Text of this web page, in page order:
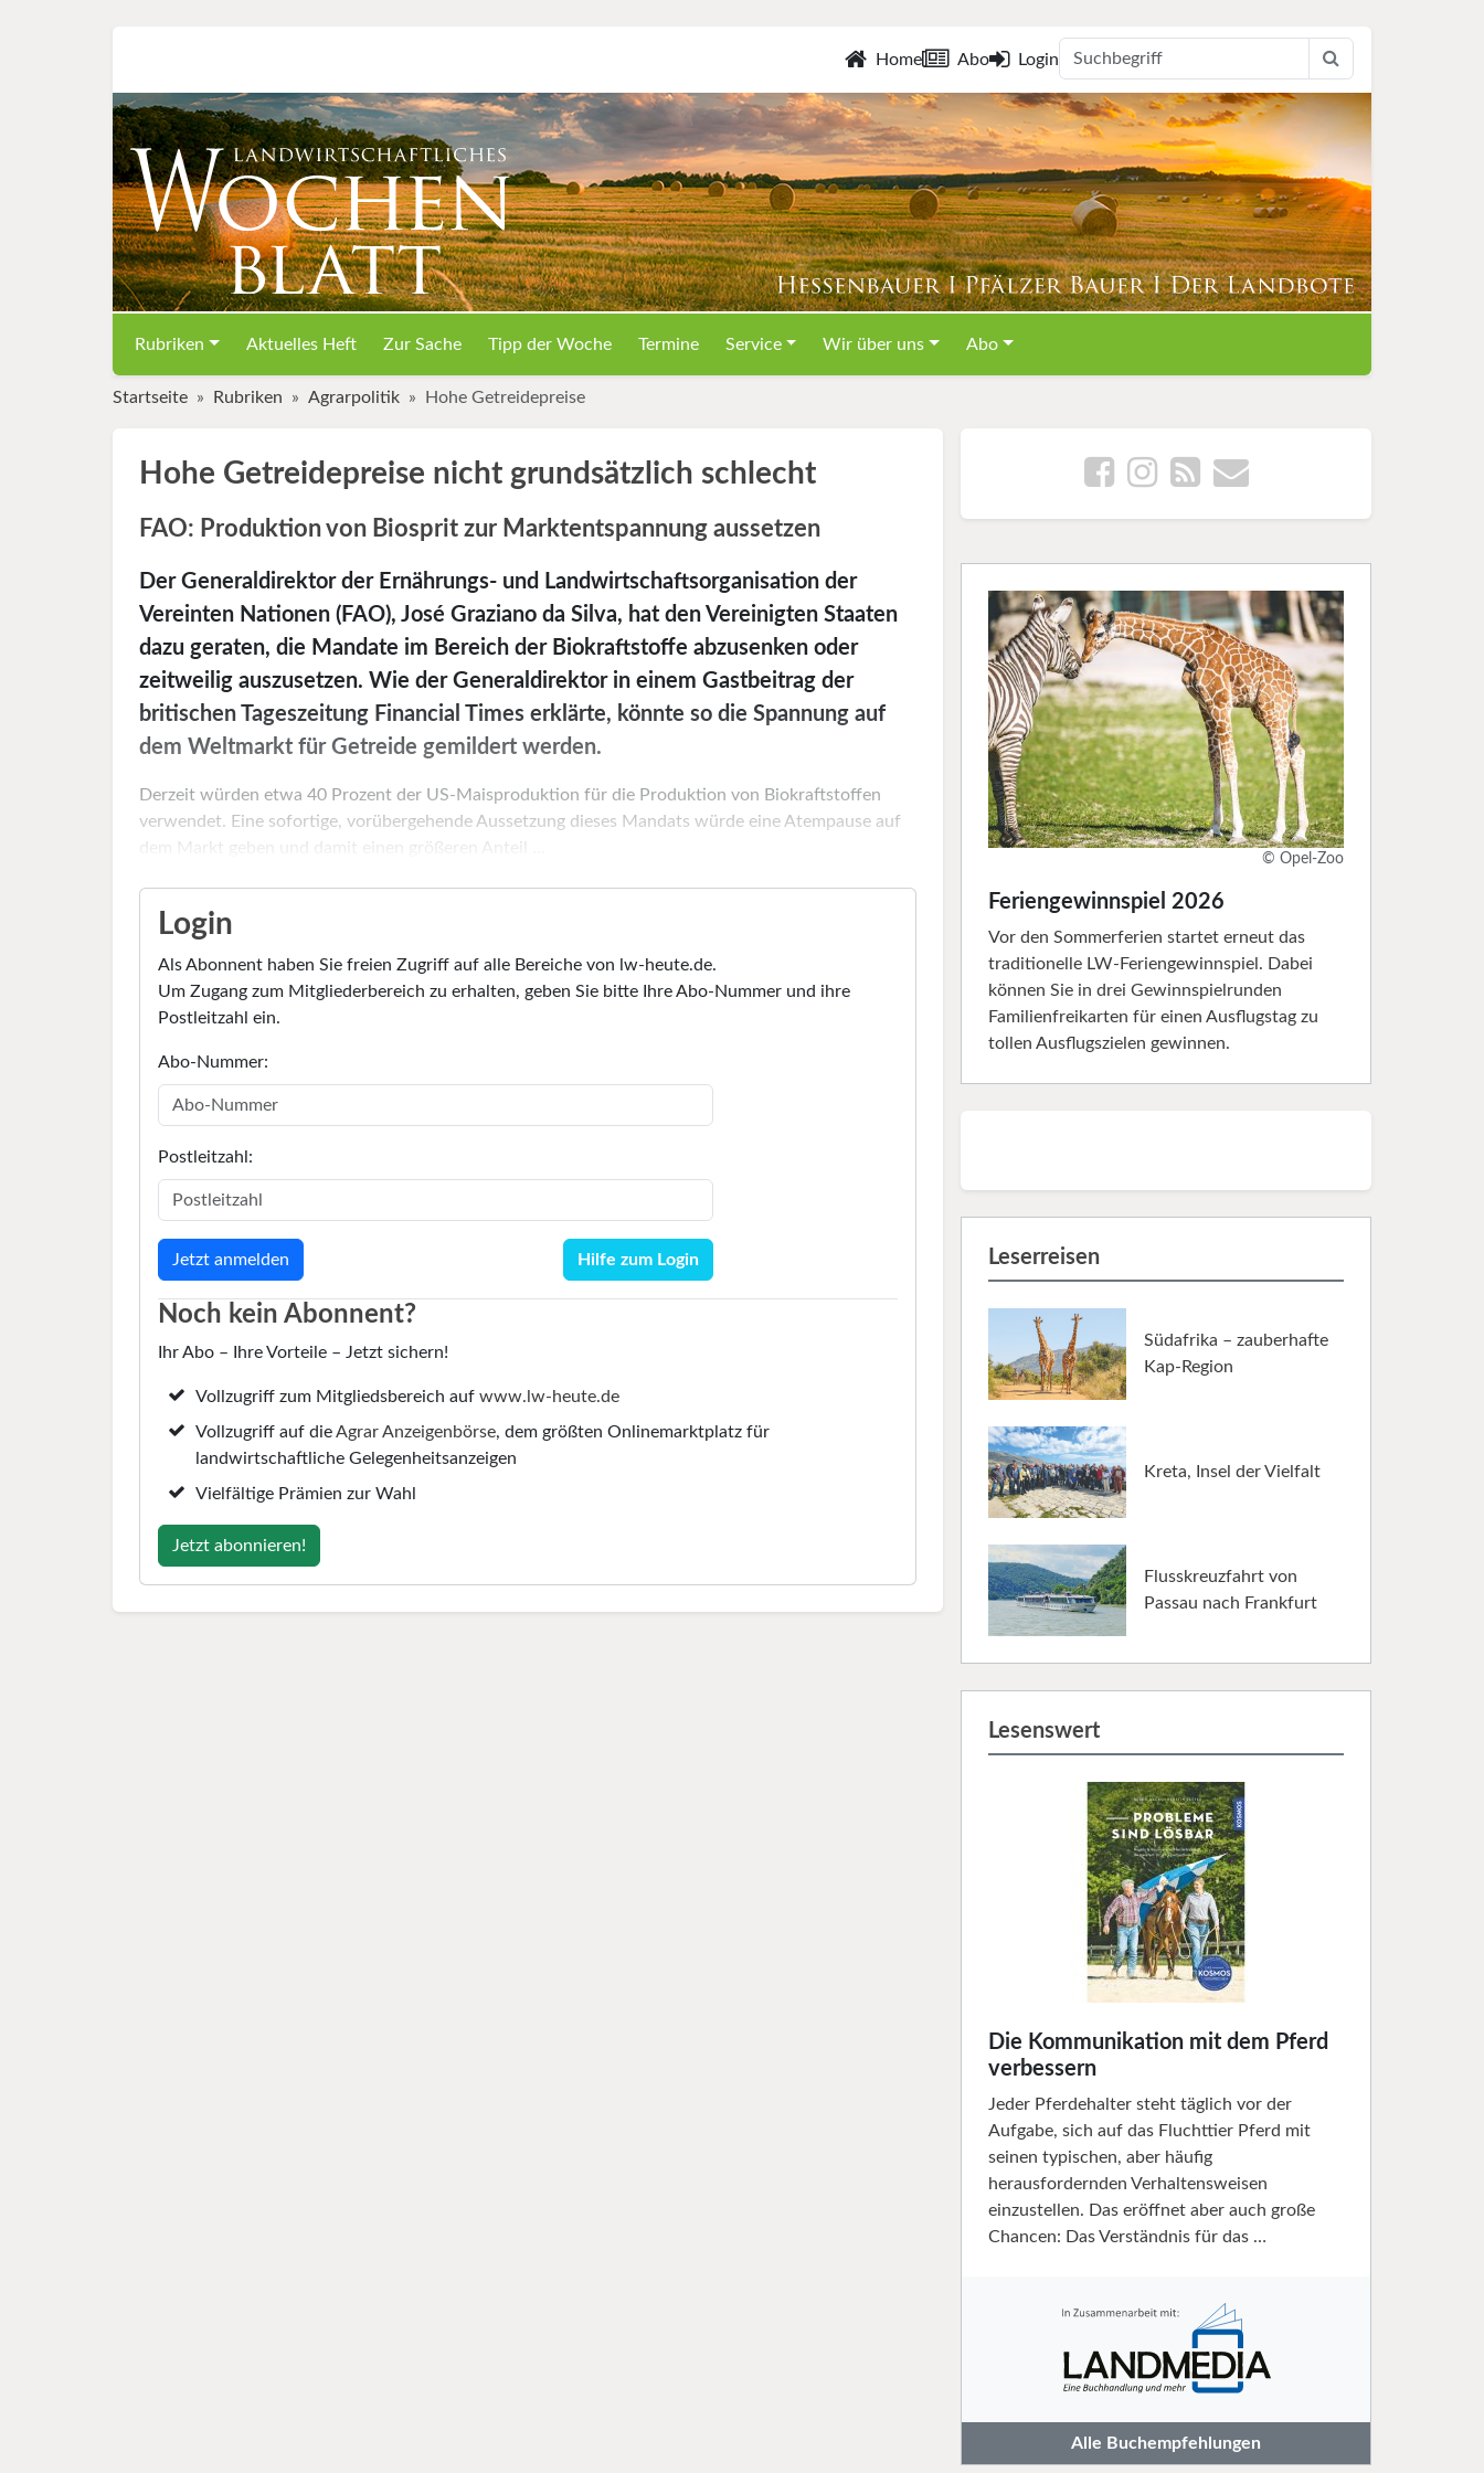
Home Abo Login
Rubriken Aktuelles Heft Zur Sache Tipp der Woche Termine Service Wir über uns Abo
Startseite Rubriken Agrarpolitik Hohe Getreidepreise
Hohe Getreidepreise nicht grundsätzlich schlecht
FAO: Produktion von Biosprit zur Marktentspannung aussetzen
Der Generaldirektor der Ernährungs- und Landwirtschaftsorganisation der
Vereinten Nationen (FAO), José Graziano da Silva, hat den Vereinigten Staaten
dazu geraten, die Mandate im Bereich der Biokraftstoffe abzusenken oder
zeitweilig auszusetzen. Wie der Generaldirektor in einem Gastbeitrag der
britischen Tageszeitung Financial Times erklärte, könnte so die Spannung auf
dem Weltmarkt für Getreide gemildert werden.
Derzeit würden etwa 40 Prozent der US-Maisproduktion für die Produktion von Biokraftstoffen
verwendet. Eine sofortige, vorübergehende Aussetzung dieses Mandats würde eine Atempause auf
dem Markt geben und damit einen größeren Anteil ...
Login
Als Abonnent haben Sie freien Zugriff auf alle Bereiche von lw-heute.de.
Um Zugang zum Mitgliederbereich zu erhalten, geben Sie bitte Ihre Abo-Nummer und ihre
Postleitzahl ein.
Abo-Nummer:
Postleitzahl:
Hilfe zum Login
Noch kein Abonnent?
Ihr Abo – Ihre Vorteile – Jetzt sichern!
Vollzugriff zum Mitgliedsbereich aufwww.lw-heute.de
Vollzugriff auf dieAgrar Anzeigenbörse, dem größten Onlinemarktplatz für
landwirtschaftliche Gelegenheitsanzeigen
Vielfältige Prämien zur Wahl
Jetzt abonnieren!
© Opel-Zoo
Feriengewinnspiel 2026
Vor den Sommerferien startet erneut das
traditionelle LW-Feriengewinnspiel. Dabei
können Sie in drei Gewinnspielrunden
Familienfreikarten für einen Ausflugstag zu
tollen Ausflugszielen gewinnen.
Leserreisen
Südafrika – zauberhafte
Kap-Region
Kreta, Insel der Vielfalt
Flusskreuzfahrt von
Passau nach Frankfurt
Lesenswert
Die Kommunikation mit dem Pferd
verbessern
Jeder Pferdehalter steht täglich vor der
Aufgabe, sich auf das Fluchttier Pferd mit
seinen typischen, aber häufig
herausfordernden Verhaltensweisen
einzustellen. Das eröffnet aber auch große
Chancen: Das Verständnis für das …
Alle Buchempfehlungen